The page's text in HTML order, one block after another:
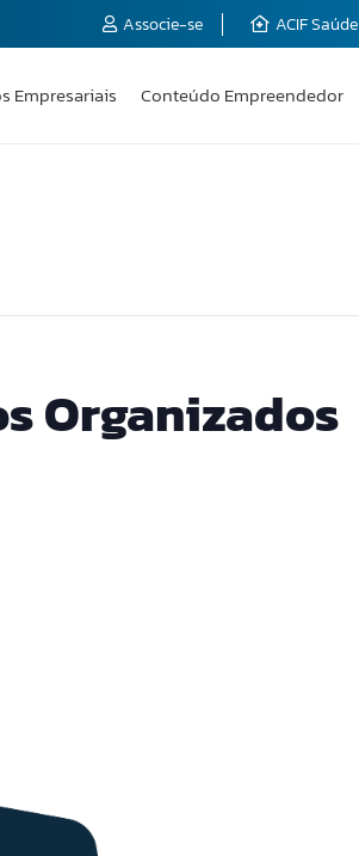
Associe-se ACIF Saúde
Empresariais Conteúdo Empreendedor
Organizados